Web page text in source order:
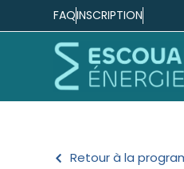
FAQINSCRIPTION
Retour à la